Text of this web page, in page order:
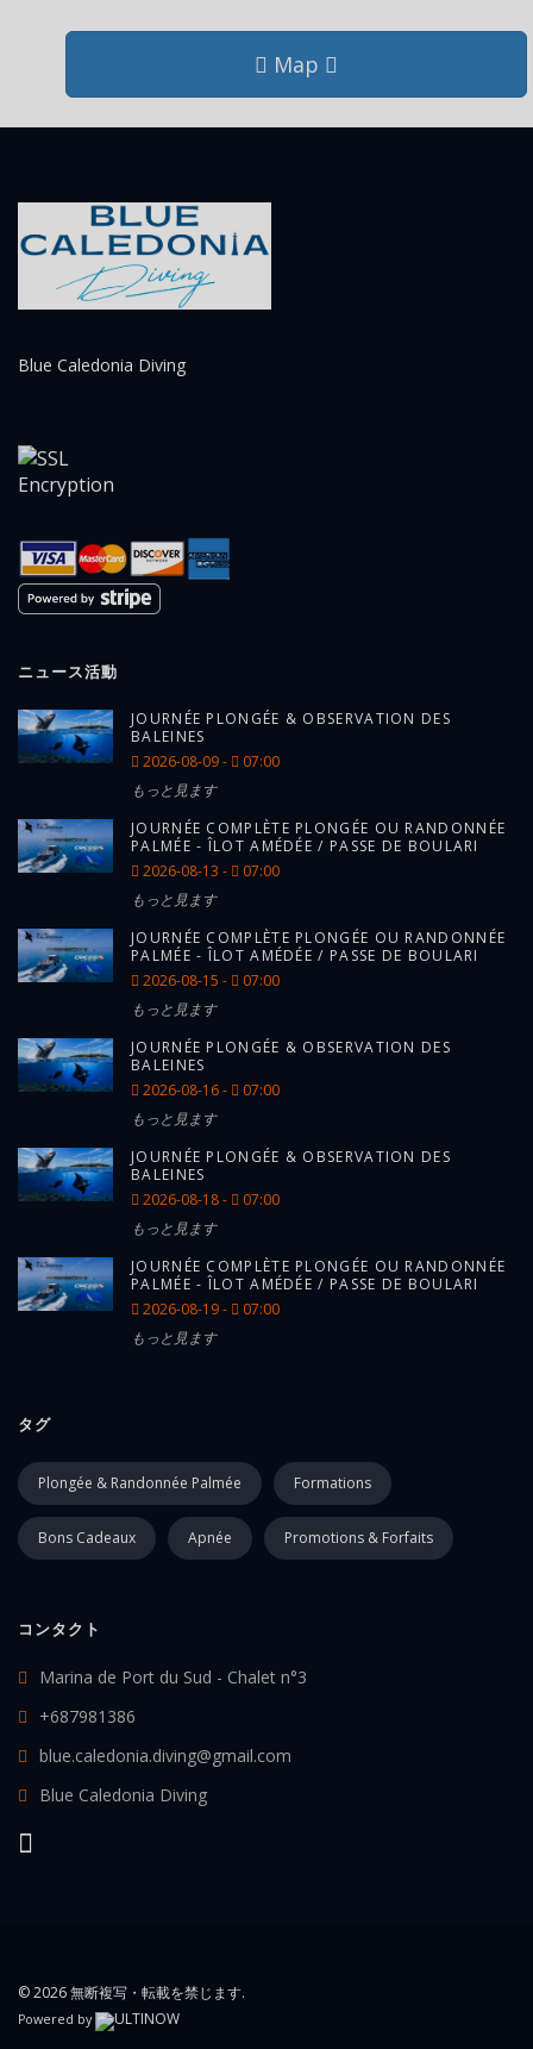
Map
Blue Caledonia Diving
ニュース活動
JOURNÉE PLONGÉE & OBSERVATION DES
BALEINES
2026-08-09 -
07:00
もっと見ます
JOURNÉE COMPLÈTE PLONGÉE OU RANDONNÉE
PALMÉE - ÎLOT AMÉDÉE / PASSE DE BOULARI
2026-08-13 -
07:00
もっと見ます
JOURNÉE COMPLÈTE PLONGÉE OU RANDONNÉE
PALMÉE - ÎLOT AMÉDÉE / PASSE DE BOULARI
2026-08-15 -
07:00
もっと見ます
JOURNÉE PLONGÉE & OBSERVATION DES
BALEINES
2026-08-16 -
07:00
もっと見ます
JOURNÉE PLONGÉE & OBSERVATION DES
BALEINES
2026-08-18 -
07:00
もっと見ます
JOURNÉE COMPLÈTE PLONGÉE OU RANDONNÉE
PALMÉE - ÎLOT AMÉDÉE / PASSE DE BOULARI
2026-08-19 -
07:00
もっと見ます
タグ
Plongée & Randonnée Palmée Formations
Bons Cadeaux Apnée Promotions & Forfaits
コンタクト
Marina de Port du Sud - Chalet n°3
+687981386
blue.caledonia.diving@gmail.com
Blue Caledonia Diving
© 2026 無断複写・転載を禁じます.
Powered by